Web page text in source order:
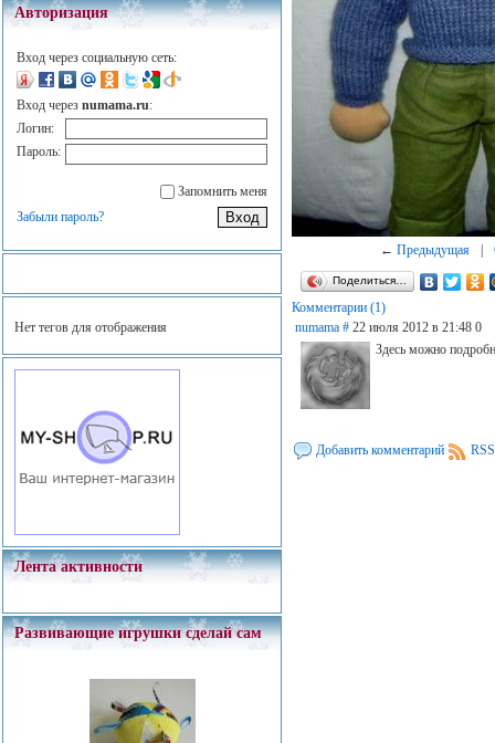
Авторизация
Вход через социальную сеть:
Вход через numama.ru:
Логин:
Пароль:
Запомнить меня
Забыли пароль?
Нет тегов для отображения
Лента активности
Развивающие игрушки сделай сам
← Предыдущая
Поделиться…
Комментарии (1)
numama # 22 июля 2012 в 21:48 0
Здесь можно
Добавить комментарий